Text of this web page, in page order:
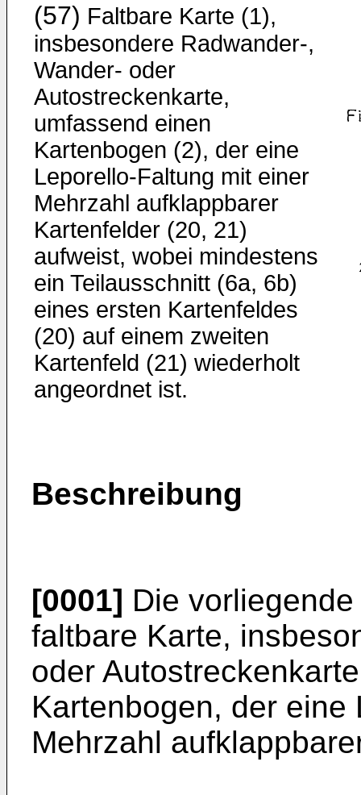
(57) Faltbare Karte (1),
insbesondere Radwander-,
Wander- oder
Autostreckenkarte,
umfassend einen
Kartenbogen (2), der eine
Leporello-Faltung mit einer
Mehrzahl aufklappbarer
Kartenfelder (20, 21)
aufweist, wobei mindestens
ein Teilausschnitt (6a, 6b)
eines ersten Kartenfeldes
(20) auf einem zweiten
Kartenfeld (21) wiederholt
angeordnet ist.
Beschreibung
[0001] Die
faltbare Karte,
oder
Kartenbogen, der
Mehrzahl